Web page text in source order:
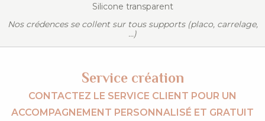
Silicone transparent
Nos crédences se collent sur tous supports (placo, carrelage,
...)
Service création
CONTACTEZ LE SERVICE CLIENT POUR UN
ACCOMPAGNEMENT PERSONNALISÉ ET GRATUIT